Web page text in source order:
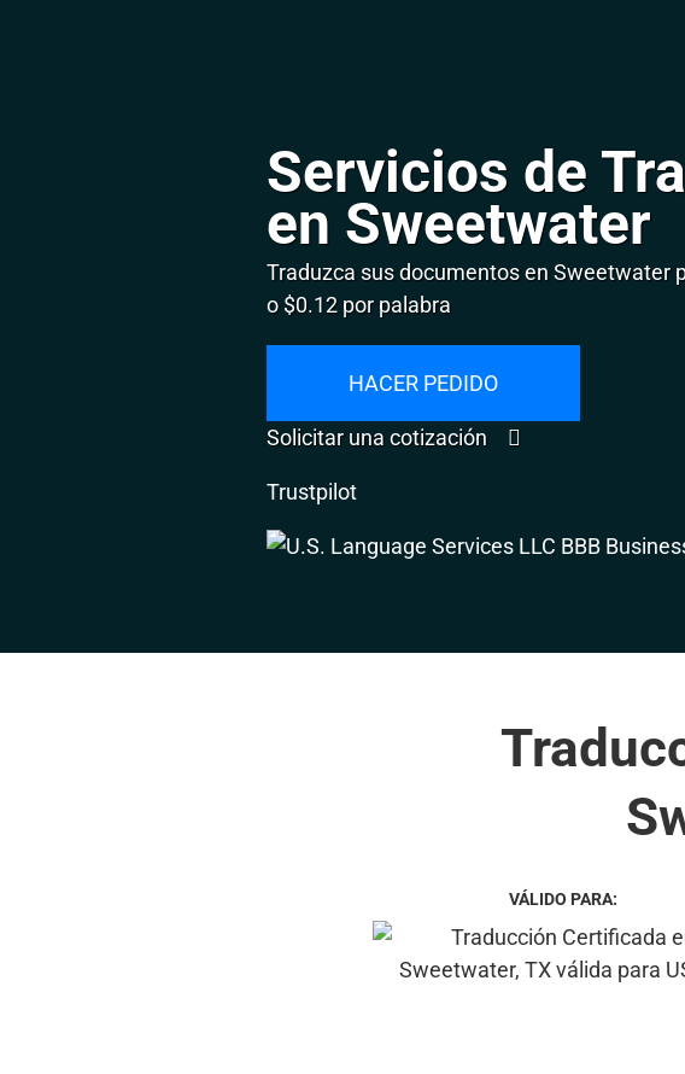
Servicios de
en Sweetwater
Traduzca sus documentos en Sweetwater
o $0.12 por palabra
HACER PEDIDO
Solicitar una cotización
Trustpilot
VÁLIDO PARA: